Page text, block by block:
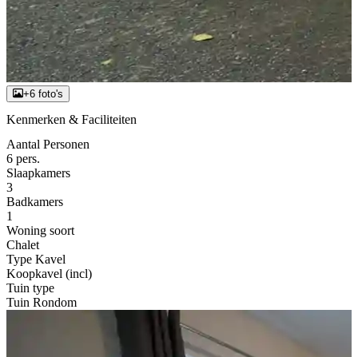
+6 foto's
Kenmerken & Faciliteiten
Aantal Personen
6 pers.
Slaapkamers
3
Badkamers
1
Woning soort
Chalet
Type Kavel
Koopkavel (incl)
Tuin type
Tuin Rondom